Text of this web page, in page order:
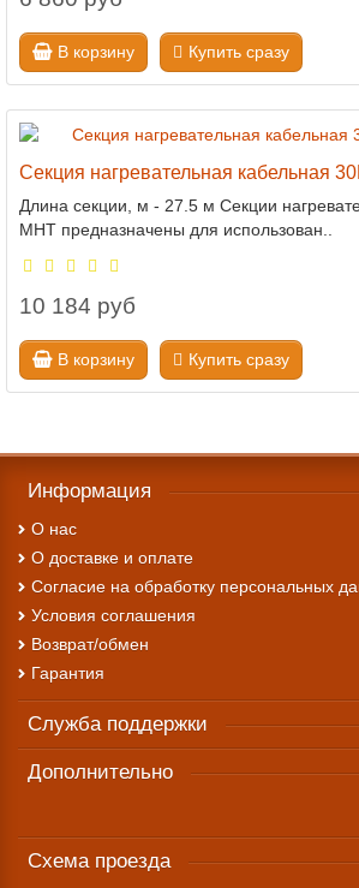
В корзину Купить сразу
Секция нагревательная кабельная
Длина секции, м - 27.5 м Секции
МНТ предназначены для использован..
10 184 руб
В корзину Купить сразу
Информация
О нас
О доставке и оплате
Cогласие на обработку персональных
Условия соглашения
Возврат/обмен
Гарантия
Служба поддержки
Дополнительно
Схема проезда